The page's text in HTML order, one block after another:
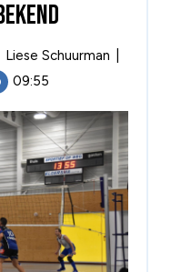
Liese Schuurman
09:55